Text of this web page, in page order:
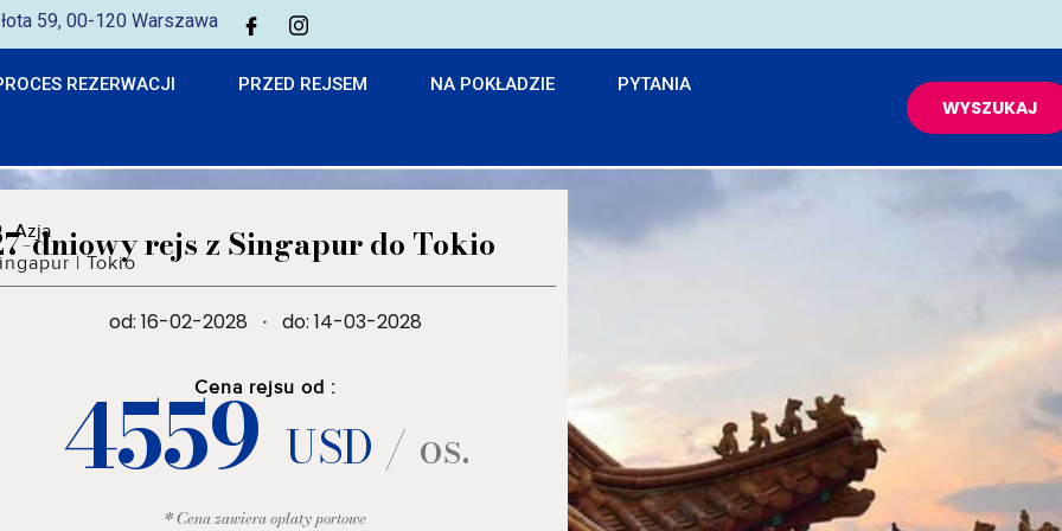
59, 00-120 Warszawa
REZERWACJI PRZED REJSEM NA POKŁADZIE PYTANIA
WYSZUKAJ
Azjadniowy rejs z Singapur do Tokio
|Tokio
od: 16-02-2028 · do: 14-03-2028
Cena rejsu od :
4559USD / os.
* Cena zawiera opłaty portowe